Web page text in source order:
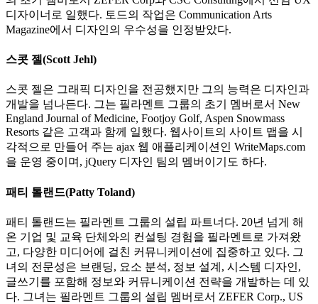
디자이너로 일했다. 토드의 작업은 Communication Arts
Magazine에서 디자인의 우수성을 인정받았다.
스콧 젤(Scott Jehl)
스콧 젤은 그래픽 디자인을 전공했지만 그의 능력은 디자인과
개발을 넘나든다. 그는 필라멘트 그룹의 초기 멤버로서 New
England Journal of Medicine, Footjoy Golf, Aspen Snowmass
Resorts 같은 고객과 함께 일했다. 웹사이트의 사이트 맵을 시
각적으로 만들어 주는 ajax 웹 애플리케이션인 WriteMaps.com
을 운영 중이며, jQuery 디자인 팀의 멤버이기도 하다.
패티 톨랜드(Patty Toland)
패티 톨랜드는 필라멘트 그룹의 설립 파트너다. 20년 넘게 해
온 기업 및 교육 단체와의 컨설팅 경험을 필라멘트로 가져왔
고, 다양한 미디어에 걸친 커뮤니케이션에 집중하고 있다. 그
녀의 전문성은 브랜딩, 요소 분석, 정보 설계, 시스템 디자인,
글쓰기를 포함해 정보와 커뮤니케이션 전략을 개발하는 데 있
다. 그녀는 필라멘트 그룹의 설립 멤버로서 ZEFER Corp., US